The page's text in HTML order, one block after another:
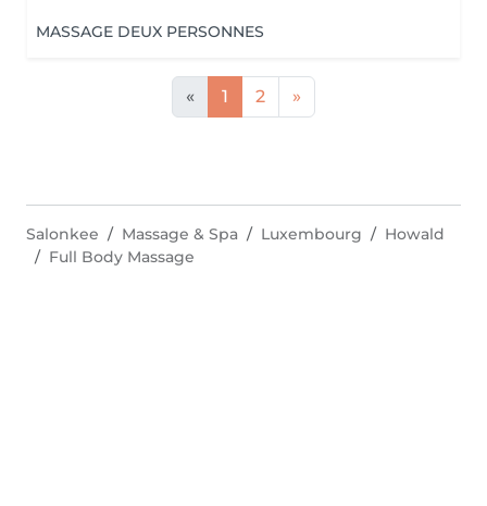
MASSAGE DEUX PERSONNES
« 1 2 »
Salonkee Massage & Spa Luxembourg
Howald
Full Body Massage